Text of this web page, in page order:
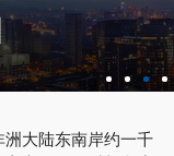
大陆东南岸约一千